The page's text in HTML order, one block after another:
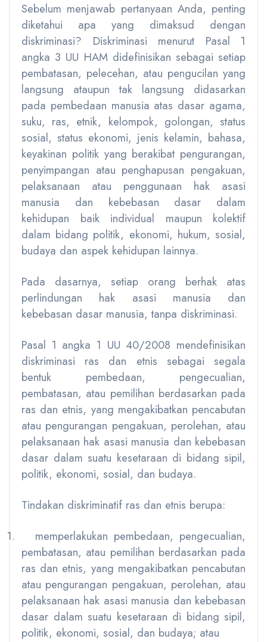
Sebelum menjawab pertanyaan Anda, penting
diketahui apa yang dimaksud dengan
diskriminasi? Diskriminasi menurut Pasal 1
angka 3 UU HAM didefinisikan sebagai setiap
pembatasan, pelecehan, atau pengucilan yang
langsung ataupun tak langsung didasarkan
pada pembedaan manusia atas dasar agama,
suku, ras, etnik, kelompok, golongan, status
sosial, status ekonomi, jenis kelamin, bahasa,
keyakinan politik yang berakibat pengurangan,
penyimpangan atau penghapusan pengakuan,
pelaksanaan atau penggunaan hak asasi
manusia dan kebebasan dasar dalam
kehidupan baik individual maupun kolektif
dalam bidang politik, ekonomi, hukum, sosial,
budaya dan aspek kehidupan lainnya.
Pada dasarnya, setiap orang berhak atas
perlindungan hak asasi manusia dan
kebebasan dasar manusia, tanpa diskriminasi.
Pasal 1 angka 1 UU 40/2008 mendefinisikan
diskriminasi ras dan etnis sebagai segala
bentuk pembedaan, pengecualian,
pembatasan, atau pemilihan berdasarkan pada
ras dan etnis, yang mengakibatkan pencabutan
atau pengurangan pengakuan, perolehan, atau
pelaksanaan hak asasi manusia dan kebebasan
dasar dalam suatu kesetaraan di bidang sipil,
politik, ekonomi, sosial, dan budaya.
Tindakan diskriminatif ras dan etnis berupa:
1.
memperlakukan pembedaan, pengecualian,
pembatasan, atau pemilihan berdasarkan pada
ras dan etnis, yang mengakibatkan pencabutan
atau pengurangan pengakuan, perolehan, atau
pelaksanaan hak asasi manusia dan kebebasan
dasar dalam suatu kesetaraan di bidang sipil,
politik, ekonomi, sosial, dan budaya; atau